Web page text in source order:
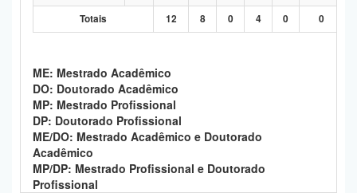
Totais 12 8 0 4 0 0
ME: Mestrado Acadêmico
DO: Doutorado Acadêmico
MP: Mestrado Profissional
DP: Doutorado Profissional
ME/DO: Mestrado Acadêmico e Doutorado
Acadêmico
MP/DP: Mestrado Profissional e Doutorado
Profissional